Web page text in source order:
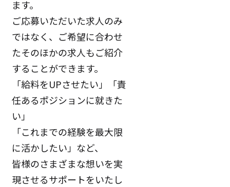
ます。
ご応募いただいた求人のみ
ではなく、ご希望に合わせ
たそのほかの求人もご紹介
することができます。
「給料をUPさせたい」「責
任あるポジションに就きた
い」
「これまでの経験を最大限
に活かしたい」など、
皆様のさまざまな想いを実
現させるサポートをいたし